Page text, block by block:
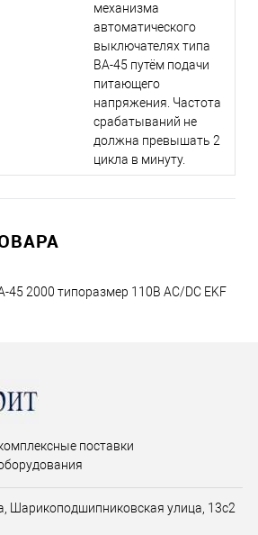
механизма
автоматического
выключателях типа
ВА-45 путём подачи
питающего
напряжения. Частота
срабатываний не
должна превышать 2
цикла в минуту.
2000 типоразмер 110В AC/DC EKF
поставки
Шарикоподшипниковская улица, 13с2